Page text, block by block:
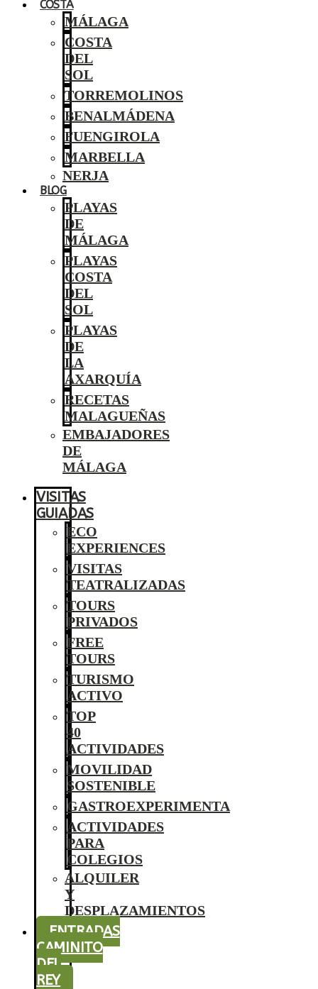
COSTA
MÁLAGA
COSTA
DEL
SOL
TORREMOLINOS
BENALMÁDENA
FUENGIROLA
MARBELLA
NERJA
BLOG
PLAYAS
DE
MÁLAGA
PLAYAS
COSTA
DEL
SOL
PLAYAS
DE
LA
AXARQUÍA
RECETAS
MALAGUEÑAS
EMBAJADORES
DE
MÁLAGA
VISITAS
GUIADAS
ECO
EXPERIENCES
VISITAS
TEATRALIZADAS
TOURS
PRIVADOS
FREE
TOURS
TURISMO
ACTIVO
TOP
40
ACTIVIDADES
MOVILIDAD
SOSTENIBLE
GASTROEXPERIMENTA
ACTIVIDADES
PARA
COLEGIOS
ALQUILER
Y
DESPLAZAMIENTOS
ENTRADAS
CAMINITO
DEL
REY